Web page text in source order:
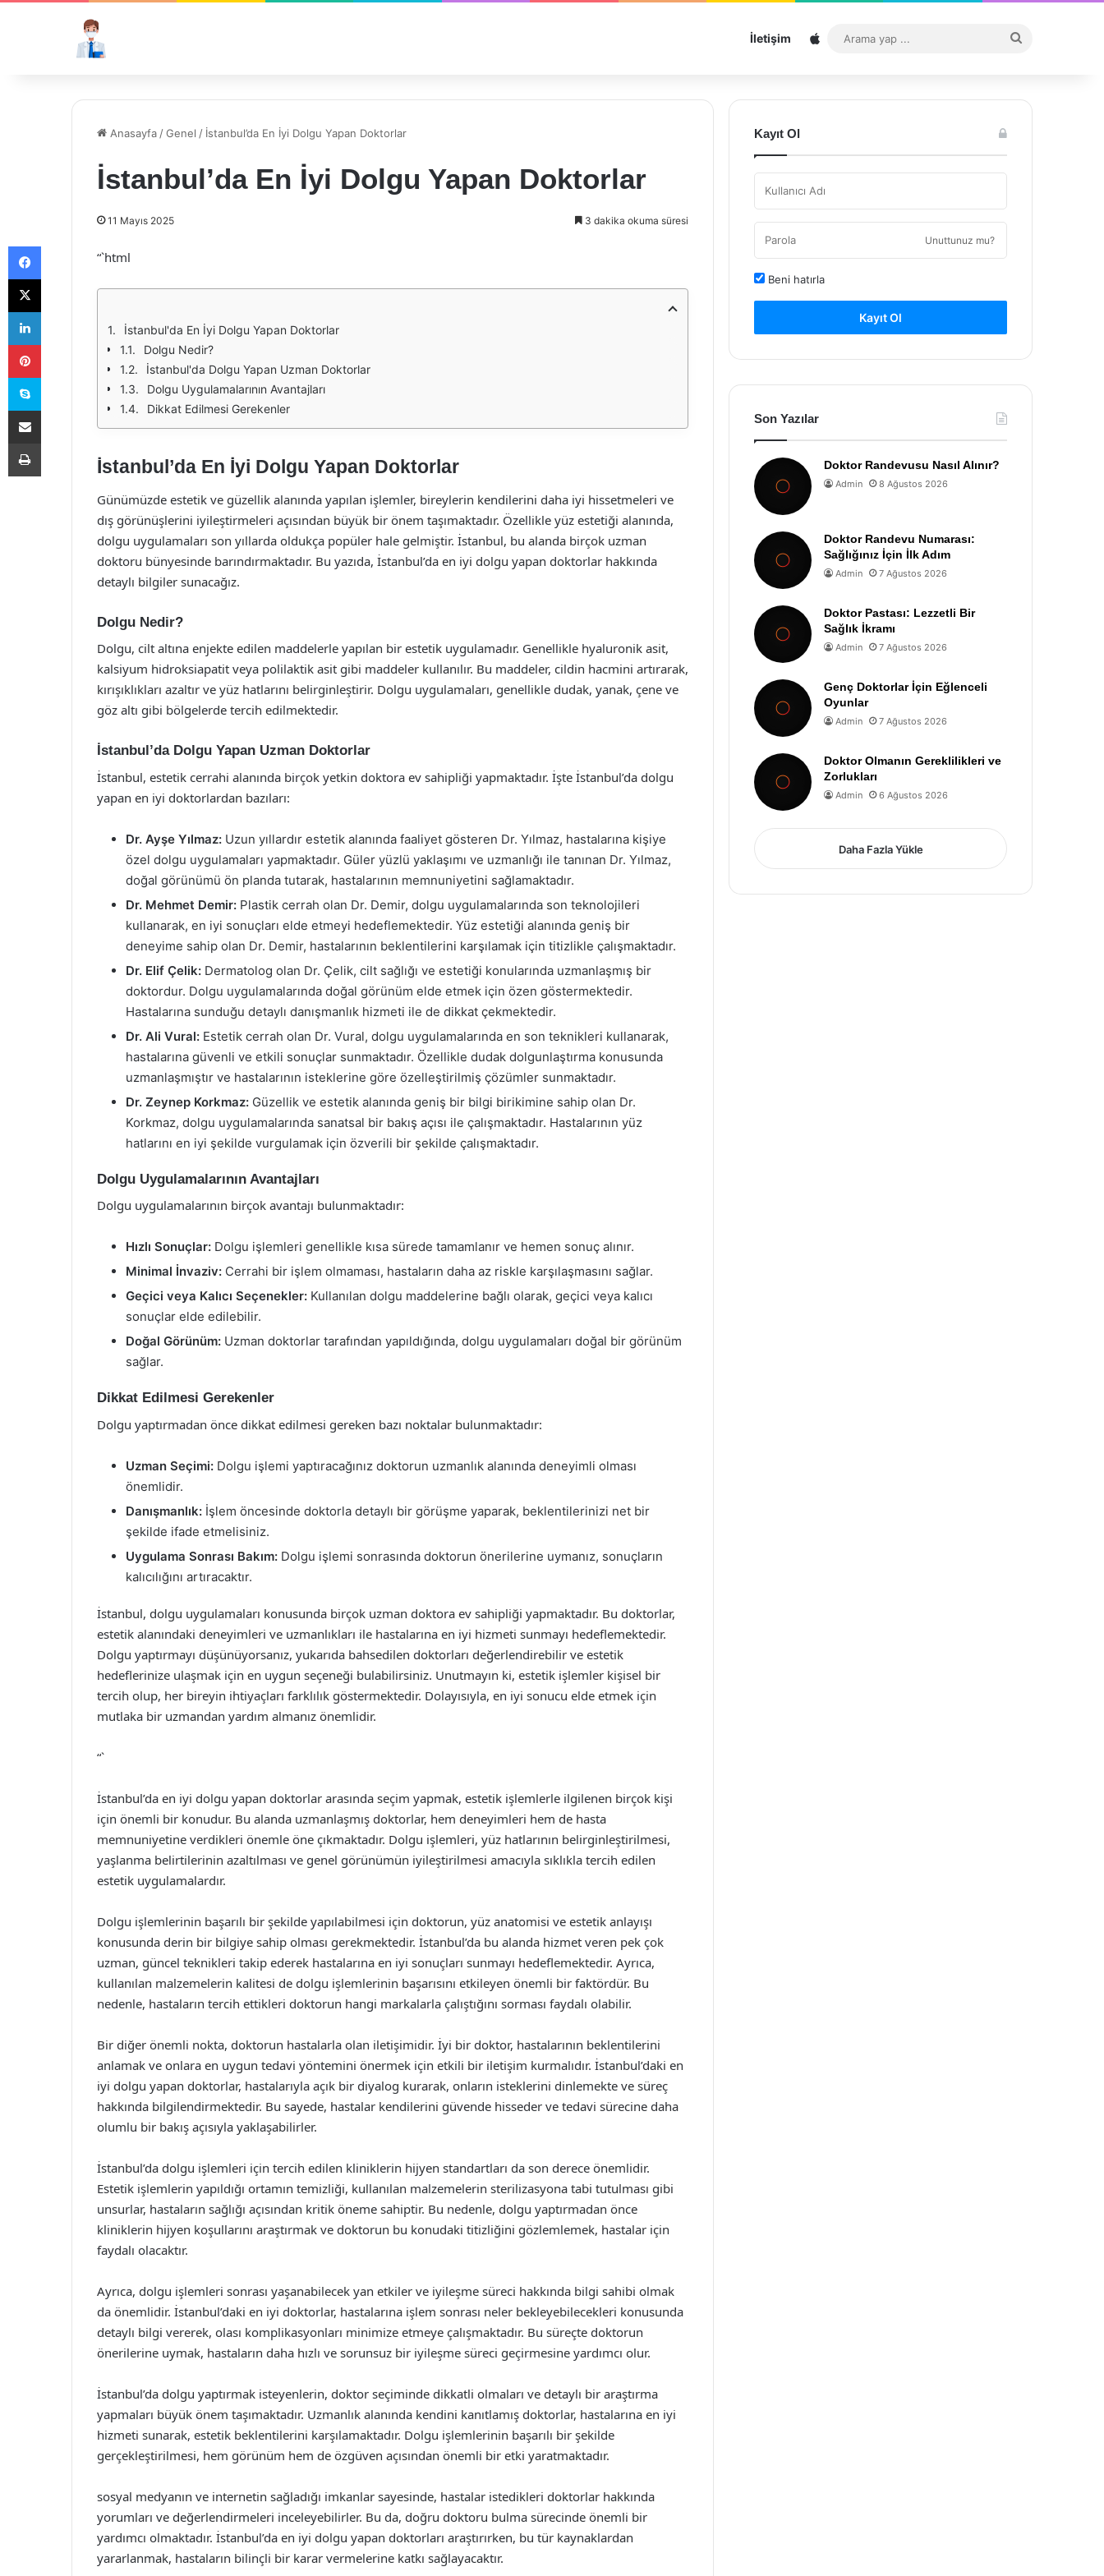
İletişim Sitemap
...
Anasayfa /Genel / İstanbul’da En İyi Dolgu Yapan Doktorlar
İstanbul’da En İyi Dolgu Yapan Doktorlar
11 Mayıs 2025 3 dakika okuma süresi
“`html
İstanbul'da En İyi Dolgu Yapan Doktorlar
Dolgu Nedir?
İstanbul'da Dolgu Yapan Uzman Doktorlar
Dolgu Uygulamalarının Avantajları
Dikkat Edilmesi Gerekenler
İstanbul’da En İyi Dolgu Yapan Doktorlar
Günümüzde estetik ve güzellik alanında yapılan işlemler, bireylerin kendilerini daha iyi hissetmeleri ve
dış görünüşlerini iyileştirmeleri açısından büyük bir önem taşımaktadır. Özellikle yüz estetiği alanında,
dolgu uygulamaları son yıllarda oldukça popüler hale gelmiştir. İstanbul, bu alanda birçok uzman
doktoru bünyesinde barındırmaktadır. Bu yazıda, İstanbul’da en iyi dolgu yapan doktorlar hakkında
detaylı bilgiler sunacağız.
Dolgu Nedir?
Dolgu, cilt altına enjekte edilen maddelerle yapılan bir estetik uygulamadır. Genellikle hyaluronik asit,
kalsiyum hidroksiapatit veya polilaktik asit gibi maddeler kullanılır. Bu maddeler, cildin hacmini artırarak,
kırışıklıkları azaltır ve yüz hatlarını belirginleştirir. Dolgu uygulamaları, genellikle dudak, yanak, çene ve
göz altı gibi bölgelerde tercih edilmektedir.
İstanbul’da Dolgu Yapan Uzman Doktorlar
İstanbul, estetik cerrahi alanında birçok yetkin doktora ev sahipliği yapmaktadır. İşte İstanbul’da dolgu
yapan en iyi doktorlardan bazıları:
Dr. Ayşe Yılmaz: Uzun yıllardır estetik alanında faaliyet gösteren Dr. Yılmaz, hastalarına kişiye
özel dolgu uygulamaları yapmaktadır. Güler yüzlü yaklaşımı ve uzmanlığı ile tanınan Dr. Yılmaz,
doğal görünümü ön planda tutarak, hastalarının memnuniyetini sağlamaktadır.
Dr. Mehmet Demir: Plastik cerrah olan Dr. Demir, dolgu uygulamalarında son teknolojileri
kullanarak, en iyi sonuçları elde etmeyi hedeflemektedir. Yüz estetiği alanında geniş bir
deneyime sahip olan Dr. Demir, hastalarının beklentilerini karşılamak için titizlikle çalışmaktadır.
Dr. Elif Çelik: Dermatolog olan Dr. Çelik, cilt sağlığı ve estetiği konularında uzmanlaşmış bir
doktordur. Dolgu uygulamalarında doğal görünüm elde etmek için özen göstermektedir.
Hastalarına sunduğu detaylı danışmanlık hizmeti ile de dikkat çekmektedir.
Dr. Ali Vural: Estetik cerrah olan Dr. Vural, dolgu uygulamalarında en son teknikleri kullanarak,
hastalarına güvenli ve etkili sonuçlar sunmaktadır. Özellikle dudak dolgunlaştırma konusunda
uzmanlaşmıştır ve hastalarının isteklerine göre özelleştirilmiş çözümler sunmaktadır.
Dr. Zeynep Korkmaz: Güzellik ve estetik alanında geniş bir bilgi birikimine sahip olan Dr.
Korkmaz, dolgu uygulamalarında sanatsal bir bakış açısı ile çalışmaktadır. Hastalarının yüz
hatlarını en iyi şekilde vurgulamak için özverili bir şekilde çalışmaktadır.
Dolgu Uygulamalarının Avantajları
Dolgu uygulamalarının birçok avantajı bulunmaktadır:
Hızlı Sonuçlar: Dolgu işlemleri genellikle kısa sürede tamamlanır ve hemen sonuç alınır.
Minimal İnvaziv: Cerrahi bir işlem olmaması, hastaların daha az riskle karşılaşmasını sağlar.
Geçici veya Kalıcı Seçenekler: Kullanılan dolgu maddelerine bağlı olarak, geçici veya kalıcı
sonuçlar elde edilebilir.
Doğal Görünüm: Uzman doktorlar tarafından yapıldığında, dolgu uygulamaları doğal bir görünüm
sağlar.
Dikkat Edilmesi Gerekenler
Dolgu yaptırmadan önce dikkat edilmesi gereken bazı noktalar bulunmaktadır:
Uzman Seçimi: Dolgu işlemi yaptıracağınız doktorun uzmanlık alanında deneyimli olması
önemlidir.
Danışmanlık: İşlem öncesinde doktorla detaylı bir görüşme yaparak, beklentilerinizi net bir
şekilde ifade etmelisiniz.
Uygulama Sonrası Bakım: Dolgu işlemi sonrasında doktorun önerilerine uymanız, sonuçların
kalıcılığını artıracaktır.
İstanbul, dolgu uygulamaları konusunda birçok uzman doktora ev sahipliği yapmaktadır. Bu doktorlar,
estetik alanındaki deneyimleri ve uzmanlıkları ile hastalarına en iyi hizmeti sunmayı hedeflemektedir.
Dolgu yaptırmayı düşünüyorsanız, yukarıda bahsedilen doktorları değerlendirebilir ve estetik
hedeflerinize ulaşmak için en uygun seçeneği bulabilirsiniz. Unutmayın ki, estetik işlemler kişisel bir
tercih olup, her bireyin ihtiyaçları farklılık göstermektedir. Dolayısıyla, en iyi sonucu elde etmek için
mutlaka bir uzmandan yardım almanız önemlidir.
“`
İstanbul’da en iyi dolgu yapan doktorlar arasında seçim yapmak, estetik işlemlerle ilgilenen birçok kişi
için önemli bir konudur. Bu alanda uzmanlaşmış doktorlar, hem deneyimleri hem de hasta
memnuniyetine verdikleri önemle öne çıkmaktadır. Dolgu işlemleri, yüz hatlarının belirginleştirilmesi,
yaşlanma belirtilerinin azaltılması ve genel görünümün iyileştirilmesi amacıyla sıklıkla tercih edilen
estetik uygulamalardır.
Dolgu işlemlerinin başarılı bir şekilde yapılabilmesi için doktorun, yüz anatomisi ve estetik anlayışı
konusunda derin bir bilgiye sahip olması gerekmektedir. İstanbul’da bu alanda hizmet veren pek çok
uzman, güncel teknikleri takip ederek hastalarına en iyi sonuçları sunmayı hedeflemektedir. Ayrıca,
kullanılan malzemelerin kalitesi de dolgu işlemlerinin başarısını etkileyen önemli bir faktördür. Bu
nedenle, hastaların tercih ettikleri doktorun hangi markalarla çalıştığını sorması faydalı olabilir.
Bir diğer önemli nokta, doktorun hastalarla olan iletişimidir. İyi bir doktor, hastalarının beklentilerini
anlamak ve onlara en uygun tedavi yöntemini önermek için etkili bir iletişim kurmalıdır. İstanbul’daki en
iyi dolgu yapan doktorlar, hastalarıyla açık bir diyalog kurarak, onların isteklerini dinlemekte ve süreç
hakkında bilgilendirmektedir. Bu sayede, hastalar kendilerini güvende hisseder ve tedavi sürecine daha
olumlu bir bakış açısıyla yaklaşabilirler.
İstanbul’da dolgu işlemleri için tercih edilen kliniklerin hijyen standartları da son derece önemlidir.
Estetik işlemlerin yapıldığı ortamın temizliği, kullanılan malzemelerin sterilizasyona tabi tutulması gibi
unsurlar, hastaların sağlığı açısından kritik öneme sahiptir. Bu nedenle, dolgu yaptırmadan önce
kliniklerin hijyen koşullarını araştırmak ve doktorun bu konudaki titizliğini gözlemlemek, hastalar için
faydalı olacaktır.
Ayrıca, dolgu işlemleri sonrası yaşanabilecek yan etkiler ve iyileşme süreci hakkında bilgi sahibi olmak
da önemlidir. İstanbul’daki en iyi doktorlar, hastalarına işlem sonrası neler bekleyebilecekleri konusunda
detaylı bilgi vererek, olası komplikasyonları minimize etmeye çalışmaktadır. Bu süreçte doktorun
önerilerine uymak, hastaların daha hızlı ve sorunsuz bir iyileşme süreci geçirmesine yardımcı olur.
İstanbul’da dolgu yaptırmak isteyenlerin, doktor seçiminde dikkatli olmaları ve detaylı bir araştırma
yapmaları büyük önem taşımaktadır. Uzmanlık alanında kendini kanıtlamış doktorlar, hastalarına en iyi
hizmeti sunarak, estetik beklentilerini karşılamaktadır. Dolgu işlemlerinin başarılı bir şekilde
gerçekleştirilmesi, hem görünüm hem de özgüven açısından önemli bir etki yaratmaktadır.
sosyal medyanın ve internetin sağladığı imkanlar sayesinde, hastalar istedikleri doktorlar hakkında
yorumları ve değerlendirmeleri inceleyebilirler. Bu da, doğru doktoru bulma sürecinde önemli bir
yardımcı olmaktadır. İstanbul’da en iyi dolgu yapan doktorları araştırırken, bu tür kaynaklardan
yararlanmak, hastaların bilinçli bir karar vermelerine katkı sağlayacaktır.
Kayıt Ol
Unuttunuz mu?
Beni hatırla
Kayıt Ol
Son Yazılar
Doktor Randevusu Nasıl Alınır?
Admin 8 Ağustos 2026
Doktor Randevu Numarası:
Sağlığınız İçin İlk Adım
Admin 7 Ağustos 2026
Doktor Pastası: Lezzetli Bir
Sağlık İkramı
Admin 7 Ağustos 2026
Genç Doktorlar İçin Eğlenceli
Oyunlar
Admin 7 Ağustos 2026
Doktor Olmanın Gereklilikleri ve
Zorlukları
Admin 6 Ağustos 2026
Daha Fazla Yükle
Facebook
X
LinkedIn
Pinterest
Skype
E-Posta ile paylaş